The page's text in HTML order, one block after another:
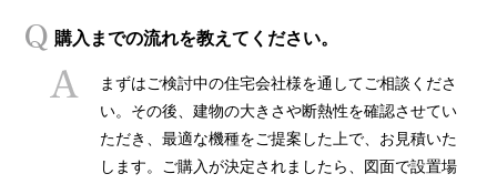
購入までの流れを教えてください。
まずはご検討中の住宅会社様を通してご相談くださ
い。その後、建物の大きさや断熱性を確認させてい
ただき、最適な機種をご提案した上で、お見積いた
します。ご購入が決定されましたら、図面で設置場